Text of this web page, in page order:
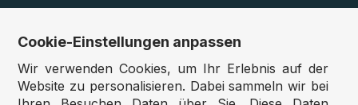
Unsere Shops
Deutschland:www.puzzle.de
Cookie-Einstellungen anpassen
Wir verwenden Cookies, um Ihr Erlebnis auf der
Website zu personalisieren. Dabei sammeln wir bei